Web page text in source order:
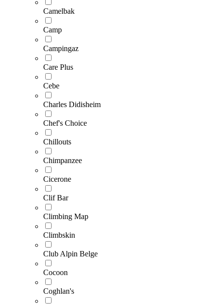
Camelbak
Camp
Campingaz
Care Plus
Cebe
Charles Didisheim
Chef's Choice
Chillouts
Chimpanzee
Cicerone
Clif Bar
Climbing Map
Climbskin
Club Alpin Belge
Cocoon
Coghlan's